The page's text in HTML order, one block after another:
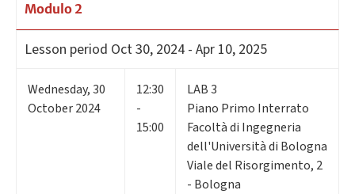
Modulo 2
Lesson period Oct 30, 2024 - Apr 10, 2025
Wednesday,30
October 2024
12:30
-
15:00
LAB 3
Piano Primo Interrato
Facoltà di Ingegneria
dell'Università di Bologna
Viale del Risorgimento, 2
- Bologna